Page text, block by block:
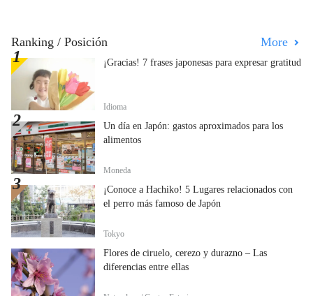
Ranking / Posición More
¡Gracias! 7 frases japonesas para expresar gratitud
Idioma
Un día en Japón: gastos aproximados para los
alimentos
Moneda
¡Conoce a Hachiko! 5 Lugares relacionados con
el perro más famoso de Japón
Tokyo
Flores de ciruelo, cerezo y durazno – Las
diferencias entre ellas